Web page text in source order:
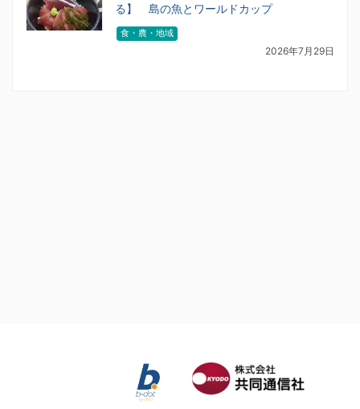
る】 島の魚とワールドカップ
食・農・地域
2026年7月29日